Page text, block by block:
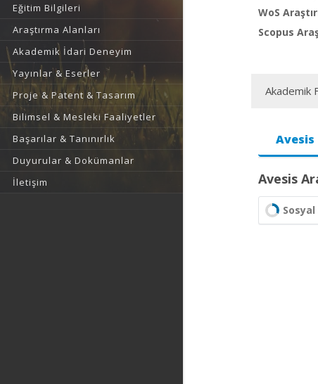
Eğitim Bilgileri
Araştırma Alanları
Akademik İdari Deneyim
Yayınlar & Eserler
Proje & Patent & Tasarım
Bilimsel & Mesleki Faaliyetler
Başarılar & Tanınırlık
Duyurular & Dokümanlar
İletişim
WoS
Scopus
Akademik
Avesis
Avesis